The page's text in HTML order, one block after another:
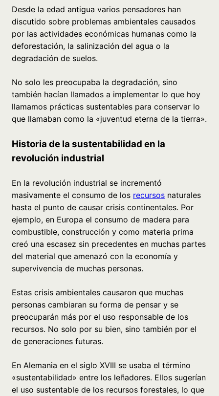
Desde la edad antigua varios pensadores han
discutido sobre problemas ambientales causados
por las actividades económicas humanas como la
deforestación, la salinización del agua o la
degradación de suelos.
No solo les preocupaba la degradación, sino
también hacían llamados a implementar lo que hoy
llamamos prácticas sustentables para conservar lo
que llamaban como la «juventud eterna de la tierra».
Historia de la sustentabilidad en la
revolución industrial
En la revolución industrial se incrementó
masivamente el consumo de los recursos naturales
hasta el punto de causar crisis continentales. Por
ejemplo, en Europa el consumo de madera para
combustible, construcción y como materia prima
creó una escasez sin precedentes en muchas partes
del material que amenazó con la economía y
supervivencia de muchas personas.
Estas crisis ambientales causaron que muchas
personas cambiaran su forma de pensar y se
preocuparán más por el uso responsable de los
recursos. No solo por su bien, sino también por el
de generaciones futuras.
En Alemania en el siglo XVIII se usaba el término
«sustentabilidad» entre los leñadores. Ellos sugerían
el uso sustentable de los recursos forestales, lo que